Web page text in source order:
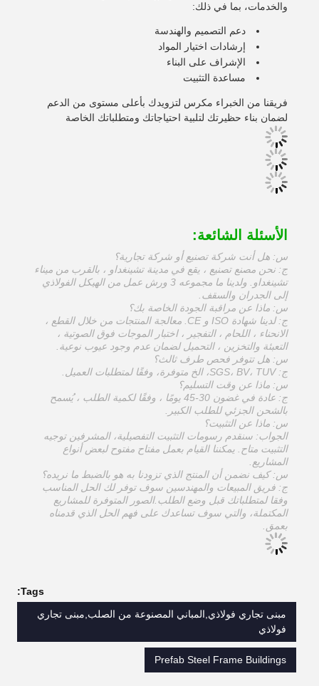
والخدمات، بما في ذلك:
دعم التصميم والهندسة
إرشادات اختيار المواد
الإشراف على البناء
مساعدة التثبيت
فريقنا من الخبراء مكرس لتزويدك بأعلى مستوى من الدعم
لضمان بناء حظيرتك لتلبية احتياجاتك ومتطلباتك الخاصة
الأسئلة الشائعة:
س: هل أنت شركة تصنيع أو شركة تجارية؟
ج: نحن مصنع تصنيع ، يقع في مدينة تشينغداو ، بالقرب من ميناء
تشينغداو. ولدينا ما مجموعه 3 ورش عمل من الهيكل الفولاذي
إلى الجدران والسقف.
س: ماذا عن مراقبة الجودة الخاصة بك؟
ج: لدينا شهادة ISO و CE. معالجة المنتجات من خلال القطع ،
الانحناء ، اللحام ، التفجير ، اختبار الموجات فوق الصوتية ،
التعبئة والتخزين ، التحميل لضمان عدم وجود عيوب نوعية.
س: هل تتوفر فحص طرف ثالث؟
ج: SGS، BV، TUV، الخ متوفرة، وفقًا لمتطلبات العميل.
س: ماذا عن وقت التسليم؟
ج: عادة في غضون 30-45 يومًا ، وفقًا لكمية الطلب ، يُسمح
بالشحن الجزئي للطلب الكبير.
س: ماذا عن التثبيت؟
الجواب: سنقدم رسومات التثبيت التفصيلية، المشرفين توجيه
التثبيت متاح. يمكننا القيام بعمل مفتاح مفتوح لبعض أنواع
المشاريع.
س: كيف نضمن أن المنتج الذي تزودنا به هو بالضبط ما نريده؟
ج: فريق المبيعات والمهندسين سوف توفر لك الحل المناسب
وفقا لمتطلباتك قبل وضع الطلب.الصور المتوفرة للمشاريع
المكتملة، والتي سوف تساعدك على فهم الحل الذي قدمناه
بعمق.
Tags:
مبنى تجاري فولاذي,المباني المصنوعة من الصلب,مبنى تجاري
فولاذي
Prefab Steel Frame Buildings